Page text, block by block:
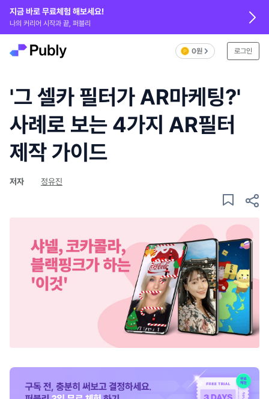
지금 바로 무료체험 해보세요!
나의 커리어 시작과 끝, 퍼블리
0원 로그인
'그 셀카 필터가 AR마케팅?'
사례로 보는 4가지 AR필터
제작 가이드
저자 정유진